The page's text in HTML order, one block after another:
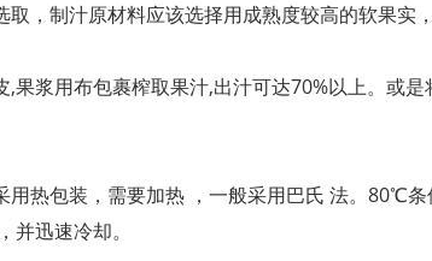
，制汁原材料应该选择用成熟度较高的软果实
果浆用布包裹榨取果汁,出汁可达70%以上。或
热包装，需要加热 ，一般采用巴氏 法。80℃
迅速冷却。